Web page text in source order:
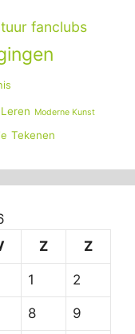
fanclubs
Leren Moderne Kunst
Tekenen
Z Z
1 2
8 9